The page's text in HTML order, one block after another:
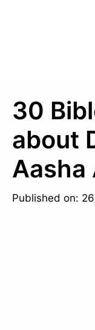
30
about
Aasha
Published on: